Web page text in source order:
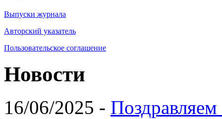
Выпуски журнала
Авторский указатель
Пользовательское соглашение
Новости
16/06/2025 -